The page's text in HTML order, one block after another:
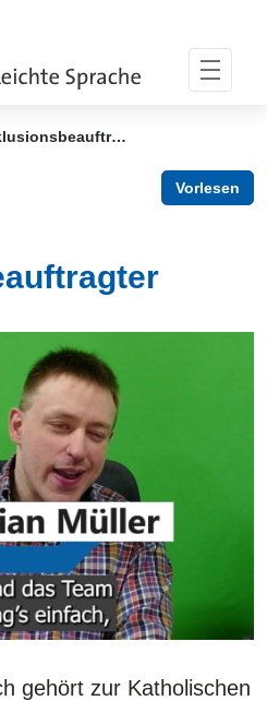
Inklusionsbeauftragter
Vorlesen
gehört zur Katholischen